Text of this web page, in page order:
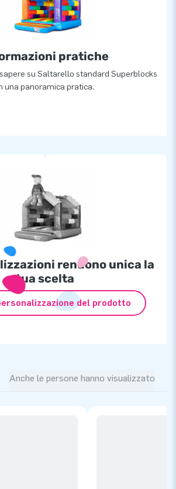
pratiche
su Saltarello standard Superblocks
una panoramica pratica.
rendono unica la
tua scelta
del prodotto
Anche le persone hanno visualizzato